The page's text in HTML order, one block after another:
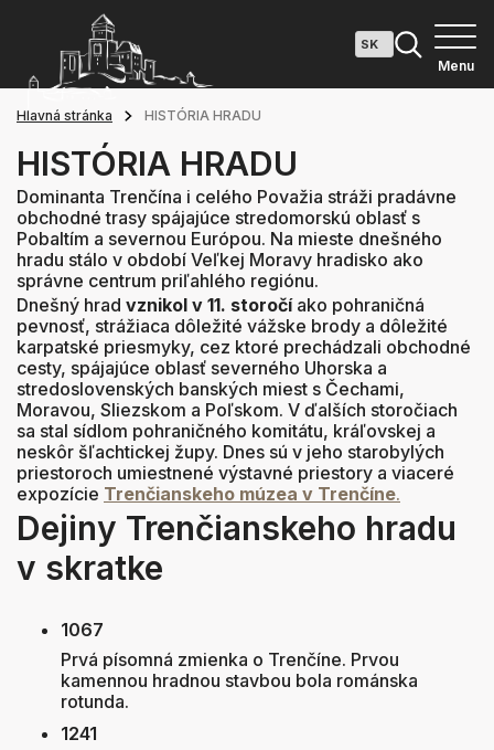
Menu
Hlavná stránka HISTÓRIA HRADU
HISTÓRIA HRADU
Dominanta Trenčína i celého Považia stráži pradávne
obchodné trasy spájajúce stredomorskú oblasť s
Pobaltím a severnou Európou. Na mieste dnešného
hradu stálo v období Veľkej Moravy hradisko ako
správne centrum priľahlého regiónu.
Dnešný hrad vznikol v 11. storočíako pohraničná
pevnosť, strážiaca dôležité vážske brody a dôležité
karpatské priesmyky, cez ktoré prechádzali obchodné
cesty, spájajúce oblasť severného Uhorska a
stredoslovenských banských miest s Čechami,
Moravou, Sliezskom a Poľskom. V ďalších storočiach
sa stal sídlom pohraničného komitátu, kráľovskej a
neskôr šľachtickej župy. Dnes sú v jeho starobylých
priestoroch umiestnené výstavné priestory a viaceré
expozície Trenčianskeho múzea v Trenčíne.
Dejiny Trenčianskeho hradu
v skratke
1067
Prvá písomná zmienka o Trenčíne. Prvou
kamennou hradnou stavbou bola románska
rotunda.
1241